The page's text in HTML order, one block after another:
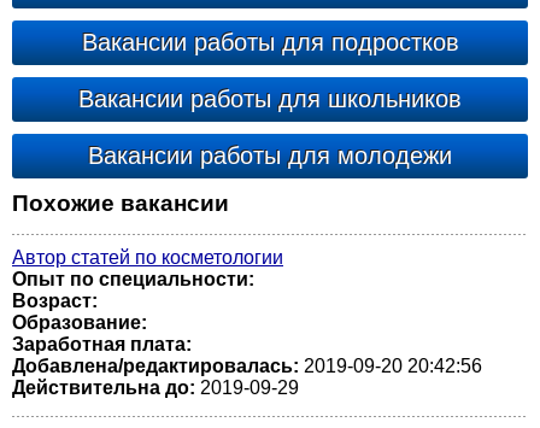
Вакансии работы для подростков
Вакансии работы для школьников
Вакансии работы для молодежи
Похожие вакансии
Автор статей по косметологии
Опыт по специальности:
Возраст:
Образование:
Заработная плата:
Добавлена/редактировалась: 2019-09-20 20:42:56
Действительна до: 2019-09-29